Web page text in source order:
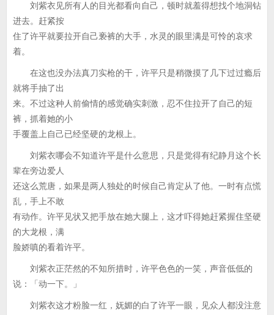
刘紫衣见所有人的目光都看向自己，顿时就羞得想找个地洞钻
进去。赶紧按
住了许平就要拉开自己亵裤的大手，水灵的眼里满是可怜的哀求
着。
在这也没办法真刀实枪的干，许平只是稍微摸了几下过过瘾后
就将手抽了出
来。不过这种人前偷情的感觉确实刺激，忍不住拉开了自己的短
裤，抓着她的小
手覆盖上自己已经坚硬的龙根上。
刘紫衣哪会不知道许平是什么意思，只是觉得有纪静月这个长
辈在旁边爱人
还这么荒唐，如果是两人独处的时候自己肯定从了他。一时有点慌
乱，手上不敢
有动作。许平见状又把手放在她大腿上，这才吓得她赶紧握住坚硬
的大龙根，满
脸娇嗔的看着许平。
刘紫衣正茫然的不知所措时，许平色色的一笑，声音低低的
说：「动一下。」
刘紫衣这才粉脸一红，妩媚的白了许平一眼，见众人都没注意